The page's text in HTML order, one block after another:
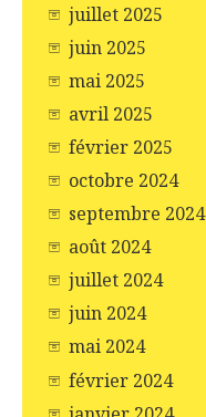
juillet 2025
juin 2025
mai 2025
avril 2025
février 2025
octobre 2024
septembre 2024
août 2024
juillet 2024
juin 2024
mai 2024
février 2024